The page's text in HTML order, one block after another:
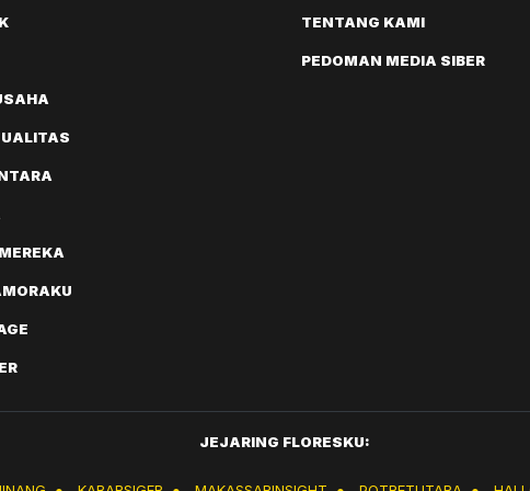
TENTANG KAMI
PEDOMAN MEDIA SIBER
JEJARING FLORESKU: